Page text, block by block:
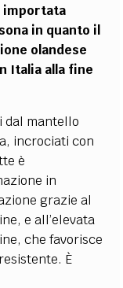
importata
in quanto il
olandese
Italia alla fine
dal mantello
incrociati con
è
in
grazie al
e all’elevata
che favorisce
È